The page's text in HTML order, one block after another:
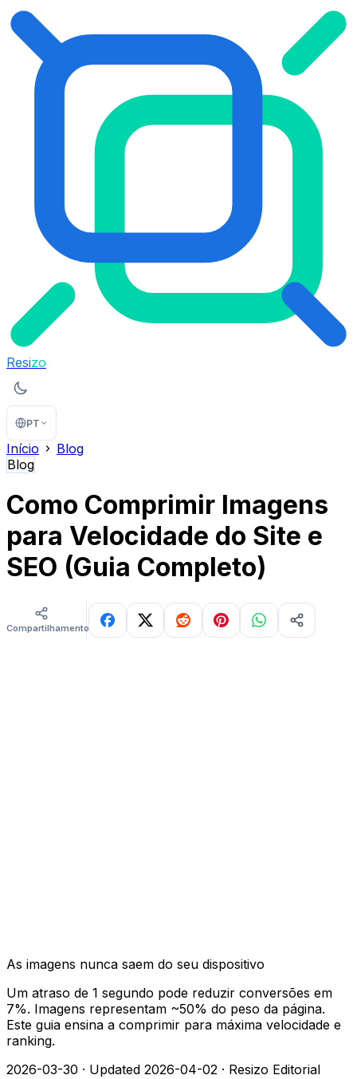
Resizo
PT
Início
Blog
Blog
Como Comprimir Imagens
para Velocidade do Site e
SEO (Guia Completo)
Compartilhamentos
As imagens nunca saem do seu dispositivo
Um atraso de 1 segundo pode reduzir conversões em
7%. Imagens representam ~50% do peso da página.
Este guia ensina a comprimir para máxima velocidade e
ranking.
2026-03-30 · Updated 2026-04-02 · Resizo Editorial